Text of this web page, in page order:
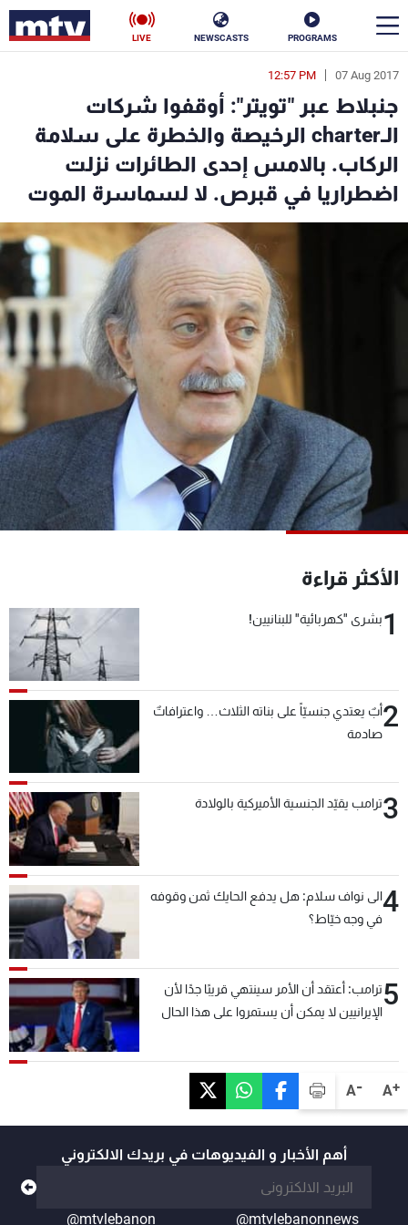
PROGRAMS
NEWSCASTS
LIVE
A+
A-
07 Aug 2017
12:57 PM
جنبلاط عبر "تويتر": أوقفوا شركات
الـcharter الرخيصة والخطرة على سلامة
الركاب. بالامس إحدى الطائرات نزلت
اضطراريا في قبرص. لا لسماسرة الموت
الأكثر قراءة
1بشرى "كهربائية" للبنانيين!
2أبٌ يعتدي جنسيّاً على بناته الثلاث… واعترافاتٌ
صادمة
3ترامب يقيّد الجنسية الأميركية بالولادة
4الى نواف سلام: هل يدفع الحايك ثمن وقوفه
في وجه خيّاط؟
5ترامب: أعتقد أن الأمر سينتهي قريبًا جدًا لأن
الإيرانيين لا يمكن أن يستمروا على هذا الحال
أهم الأخبار و الفيديوهات في بريدك الالكتروني
@mtvlebanonnews
@mtvlebanon
en
الأخبار
سياسة ناس
إقتصاد
شاهد البرامج
الترددات
عن MTV
الإنـتـاج
وظائف
تواصل معنا